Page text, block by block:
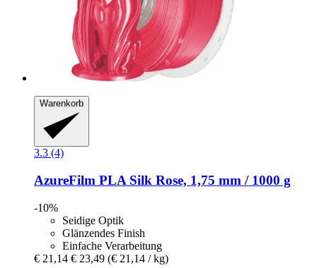
Warenkorb
3.3 (4)
AzureFilm PLA Silk Rose, 1,75 mm / 1000 g
-10%
Seidige Optik
Glänzendes Finish
Einfache Verarbeitung
€ 21,14 € 23,49 (€ 21,14 / kg)